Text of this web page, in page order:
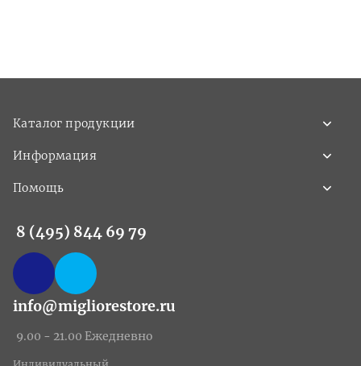
Каталог продукции
Информация
Помощь
8 (495) 844 69 79
info@migliorestore.ru
9.00 - 21.00 Ежедневно